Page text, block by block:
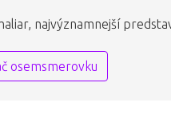
najvýznamnejší
osemsmerovku